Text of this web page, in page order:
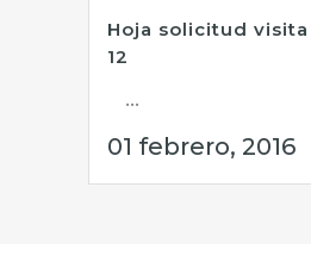
Hoja solicitud
12
...
01 febrero, 2016